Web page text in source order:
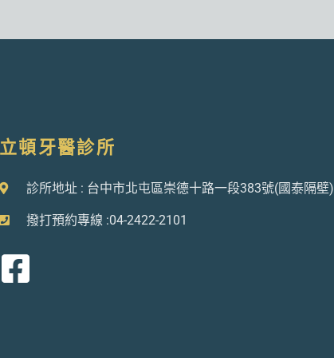
立頓牙醫診所
診所地址 : 台中市北屯區崇德十路一段383號(國泰隔壁)
撥打預約專線 :04-2422-2101